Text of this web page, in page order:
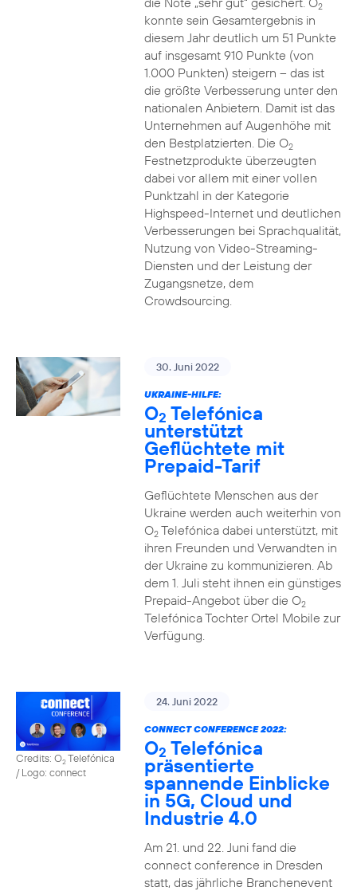
2
konnte sein Gesamtergebnis in
diesem Jahr deutlich um 51 Punkte
auf insgesamt 910 Punkte (von
1.000 Punkten) steigern – das ist
die größte Verbesserung unter den
nationalen Anbietern. Damit ist das
Unternehmen auf Augenhöhe mit
den Bestplatzierten. Die O2
Festnetzprodukte überzeugten
dabei vor allem mit einer vollen
Punktzahl in der Kategorie
Highspeed-Internet und deutlichen
Verbesserungen bei Sprachqualität,
Nutzung von Video-Streaming-
Diensten und der Leistung der
Zugangsnetze, dem
Crowdsourcing.
30. Juni 2022
UKRAINE-HILFE:
O2 Telefónica
unterstützt
Geflüchtete mit
Prepaid-Tarif
Geflüchtete Menschen aus der
Ukraine werden auch weiterhin von
O2Telefónica dabei unterstützt, mit
ihren Freunden und Verwandten in
der Ukraine zu kommunizieren. Ab
dem 1. Juli steht ihnen ein günstiges
Prepaid-Angebot über die O2
Telefónica Tochter Ortel Mobile zur
Verfügung.
Credits: O2Telefónica
/ Logo: connect
24. Juni 2022
CONNECT CONFERENCE 2022:
O2 Telefónica
präsentierte
spannende Einblicke
in 5G, Cloud und
Industrie 4.0
Am 21. und 22. Juni fand die
connect conference in Dresden
statt, das jährliche Branchenevent